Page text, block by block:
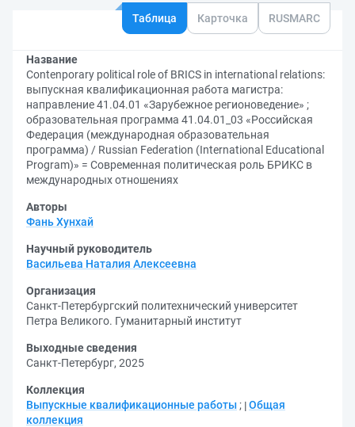
Таблица Карточка RUSMARC
Название
Contenporary political role of BRICS in international relations:
выпускная квалификационная работа магистра:
направление 41.04.01 «Зарубежное регионоведение» ;
образовательная программа 41.04.01_03 «Российская
Федерация (международная образовательная
программа) / Russian Federation (International Educational
Program)» = Современная политическая роль БРИКС в
международных отношениях
Авторы
Фань Хунхай
Научный руководитель
Васильева Наталия Алексеевна
Организация
Санкт-Петербургский политехнический университет
Петра Великого. Гуманитарный институт
Выходные сведения
Санкт-Петербург, 2025
Коллекция
Выпускные квалификационные работы ; Общая
коллекция